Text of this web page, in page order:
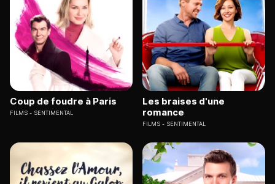
Coup de foudre à Paris
FILMS SENTIMENTAL
Les braises d'une
romance
FILMS SENTIMENTAL